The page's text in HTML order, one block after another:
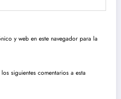
y web en este navegador para la
siguientes comentarios a esta